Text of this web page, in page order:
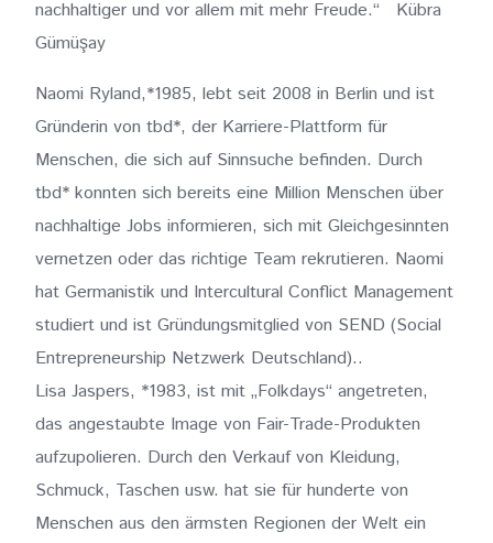
nachhaltiger und vor allem mit mehr Freude.“ Kübra
Gümüşay
Naomi Ryland,*1985, lebt seit 2008 in Berlin und ist
Gründerin von tbd*, der Karriere-Plattform für
Menschen, die sich auf Sinnsuche befinden. Durch
tbd* konnten sich bereits eine Million Menschen über
nachhaltige Jobs informieren, sich mit Gleichgesinnten
vernetzen oder das richtige Team rekrutieren. Naomi
hat Germanistik und Intercultural Conflict Management
studiert und ist Gründungsmitglied von SEND (Social
Entrepreneurship Netzwerk Deutschland)..
Lisa Jaspers, *1983, ist mit „Folkdays“ angetreten,
das angestaubte Image von Fair-Trade-Produkten
aufzupolieren. Durch den Verkauf von Kleidung,
Schmuck, Taschen usw. hat sie für hunderte von
Menschen aus den ärmsten Regionen der Welt ein